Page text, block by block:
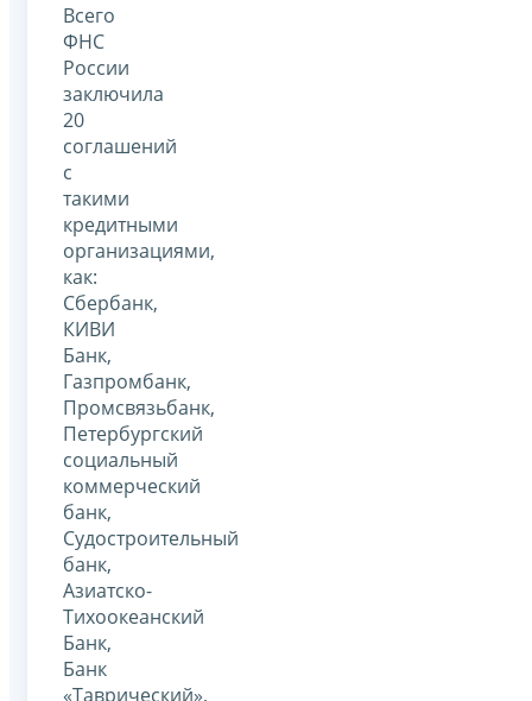
Всего
ФНС
России
заключила
20
соглашений
с
такими
кредитными
организациями,
как:
Сбербанк,
КИВИ
Банк,
Газпромбанк,
Промсвязьбанк,
Петербургский
социальный
коммерческий
банк,
Судостроительный
банк,
Азиатско-
Тихоокеанский
Банк,
Банк
«Таврический»,